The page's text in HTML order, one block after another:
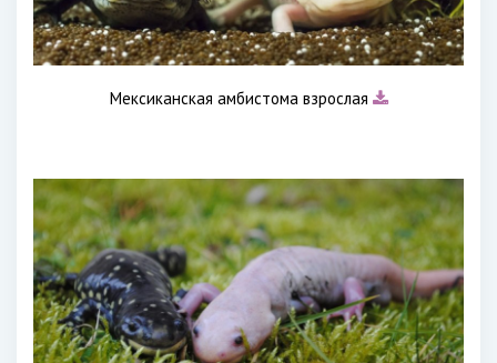
Мексиканская амбистома взрослая